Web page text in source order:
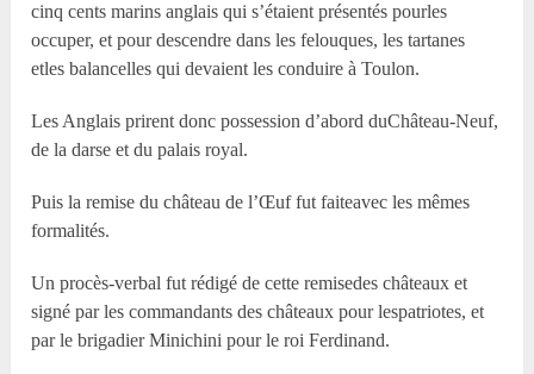
cinq cents marins anglais qui s’étaient présentés pourles
occuper, et pour descendre dans les felouques, les tartanes
etles balancelles qui devaient les conduire à Toulon.
Les Anglais prirent donc possession d’abord duChâteau-Neuf,
de la darse et du palais royal.
Puis la remise du château de l’Œuf fut faiteavec les mêmes
formalités.
Un procès-verbal fut rédigé de cette remisedes châteaux et
signé par les commandants des châteaux pour lespatriotes, et
par le brigadier Minichini pour le roi Ferdinand.